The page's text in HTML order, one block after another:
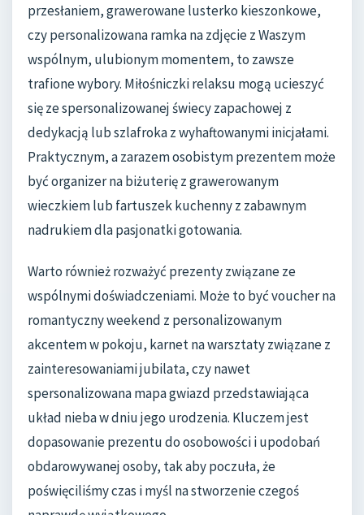
przesłaniem, grawerowane lusterko kieszonkowe,
czy personalizowana ramka na zdjęcie z Waszym
wspólnym, ulubionym momentem, to zawsze
trafione wybory. Miłośniczki relaksu mogą ucieszyć
się ze spersonalizowanej świecy zapachowej z
dedykacją lub szlafroka z wyhaftowanymi inicjałami.
Praktycznym, a zarazem osobistym prezentem może
być organizer na biżuterię z grawerowanym
wieczkiem lub fartuszek kuchenny z zabawnym
nadrukiem dla pasjonatki gotowania.
Warto również rozważyć prezenty związane ze
wspólnymi doświadczeniami. Może to być voucher na
romantyczny weekend z personalizowanym
akcentem w pokoju, karnet na warsztaty związane z
zainteresowaniami jubilata, czy nawet
spersonalizowana mapa gwiazd przedstawiająca
układ nieba w dniu jego urodzenia. Kluczem jest
dopasowanie prezentu do osobowości i upodobań
obdarowywanej osoby, tak aby poczuła, że
poświęciliśmy czas i myśl na stworzenie czegoś